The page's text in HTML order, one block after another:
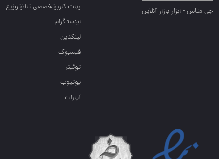
جی متاس - ابزار بازار آنلاین
ربات کاربرتخصصی تالارتوزیع
اینستاگرام
لینکدین
فیسبوک
توئیتر
یوتیوب
آپارات